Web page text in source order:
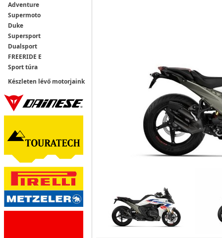
Adventure
Supermoto
Duke
Supersport
Dualsport
FREERIDE E
Sport túra
Készleten lévő motorjaink